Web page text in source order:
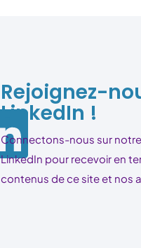
Rejoignez-
LinkedIn !
Connectons-nous sur
LinkedIn pour recevoir en
contenus de ce site et nos